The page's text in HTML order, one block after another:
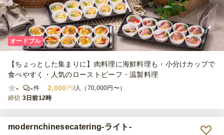
オードブル
【ちょっとした集まりに】肉料理に海鮮料理も・小分けカップで
食べやすく・人気のローストビーフ・温製料理
-
-件 2,000 円/人（70,000円〜）
締切 3日前12時
modernchinesecatering-ライト-